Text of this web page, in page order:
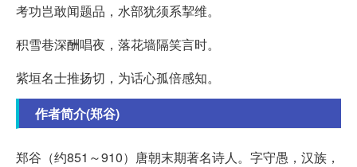
考功岂敢闻题品，水部犹须系挈维。
积雪巷深酬唱夜，落花墙隔笑言时。
紫垣名士推扬切，为话心孤倍感知。
作者简介(郑谷)
郑谷（约851～910）唐朝末期著名诗人。字守愚，汉族，